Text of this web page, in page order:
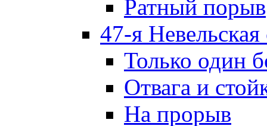
Ратный порыв
47-я Невельская
Только один
Отвага и
На прорыв